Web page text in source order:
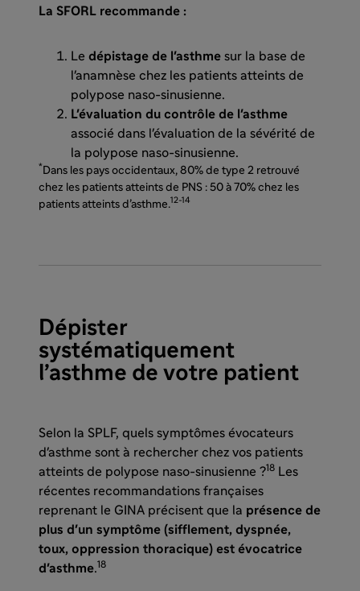
La SFORL recommande :
Le dépistage de l'asthme sur la base de
l'anamnèse chez les patients atteints de
polypose naso-sinusienne.
L'évaluation du contrôle de l'asthme
associé dans l'évaluation de la sévérité de
la polypose naso-sinusienne.
* Dans les pays occidentaux, 80% de type 2 retrouvé
chez les patients atteints de PNS : 50 à 70% chez les
patients atteints d’asthme.12-14
Dépister
systématiquement
l’asthme de votre patient
Selon la SPLF, quels symptômes évocateurs
d'asthme sont à rechercher chez vos patients
atteints de polypose naso-sinusienne ?18 Les
récentes recommandations françaises
reprenant le GINA précisent que la présence de
plus d'un symptôme (sifflement, dyspnée,
toux, oppression thoracique) est évocatrice
d'asthme.18